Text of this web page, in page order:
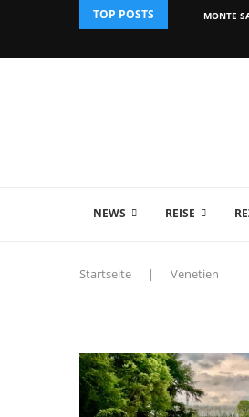
TOP POSTS MONTE
NEWS REISE
Startseite | Venetien